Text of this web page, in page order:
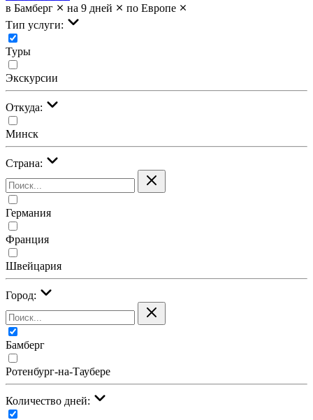
в Бамберг
на 9 дней
по Европе
Тип услуги:
Туры
Экскурсии
Откуда:
Минск
Страна:
Германия
Франция
Швейцария
Город:
Бамберг
Ротенбург-на-Таубере
Количество дней: